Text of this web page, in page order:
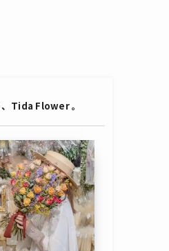
Tida Flower 。